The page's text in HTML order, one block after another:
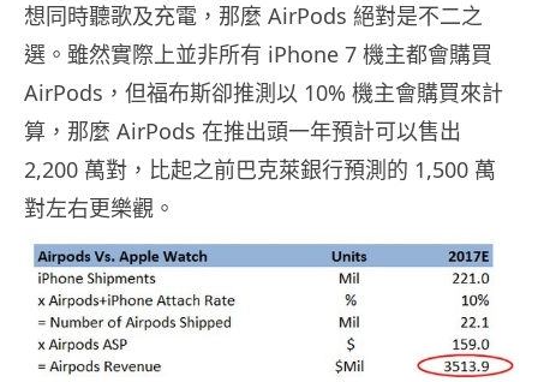
想同時聽歌及充電，那麼 AirPods 絕對是不二之
選。雖然實際上並非所有 iPhone 7 機主都會購買
AirPods，但福布斯卻推測以 10% 機主會購買來計
算，那麼 AirPods 在推出頭一年預計可以售出
2,200 萬對，比起之前巴克萊銀行預測的 1,500 萬
對左右更樂觀。